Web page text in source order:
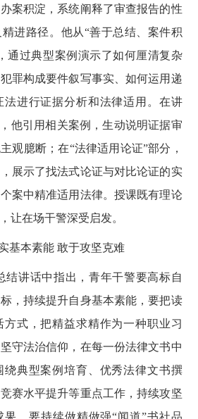
案积淀，系统阐释了审查报告的性
进路径。他从“善于总结、案件积
通过典型案例演示了如何厘清复杂
罪构成要件叙写事实、如何运用递
法进行证据分析和法律适用。在讲
他引用相关案例，生动说明证据审
观臆断；在“法律适用论证”部分，
展示了找法式论证与对比论证的实
案中精准适用法律。授课既有理论
让在场干警深受启发。
基本素能 敢于攻坚克难
结讲话中指出，青年干警要高标自
，持续提升自身基本素能，要把读
式，把精益求精作为一种职业习
守法治信仰，在每一份法律文书中
绕典型案例培育、优秀法律文书撰
赛水平提升等重点工作，持续攻坚
果。要持续做精做强“闻道”书社品